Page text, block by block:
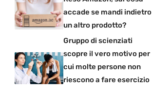
accade se mandi indietro
un altro prodotto?
Gruppo di scienziati
scopre il vero motivo per
cui molte persone non
riescono a fare esercizio